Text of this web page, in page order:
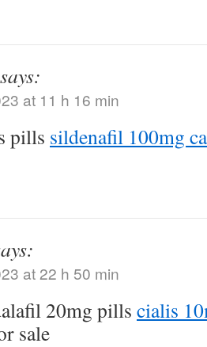
says:
at 11 h 16 min
pills sildenafil 100mg
at 22 h 50 min
20mg pills cialis
sale